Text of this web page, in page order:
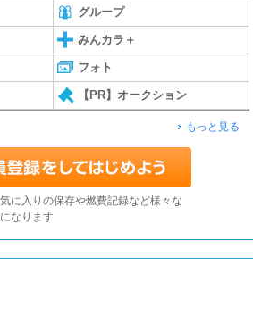
グループ
みんカラ＋
フォト
【PR】オークション
もっと見る
に入りの保存や燃費記録など様々な
なります